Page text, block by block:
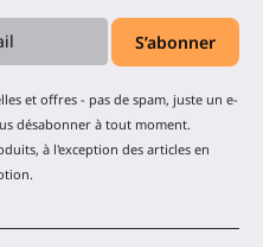
et offres - pas de spam, juste un e-
désabonner à tout moment.
à l'exception des articles en